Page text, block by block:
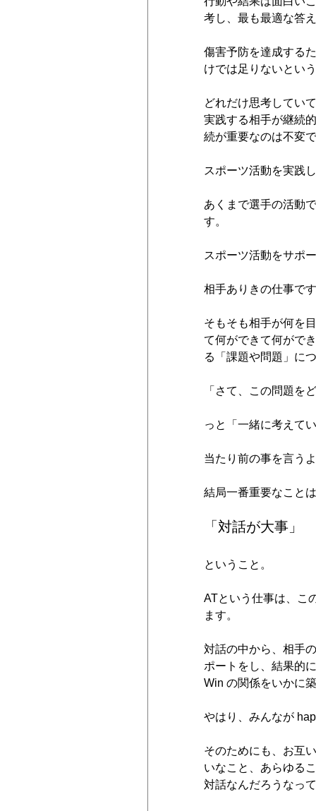
考し、最も最適な答
傷害予防を達成する
けでは足りないとい
どれだけ思考してい
実践する相手が継続
続が重要なのは不変
スポーツ活動を実践
あくまで選手の活動
す。
スポーツ活動をサポ
相手ありきの仕事で
そもそも相手が何を
て何ができて何がで
る「課題や問題」に
「さて、この問題を
っと「一緒に考えて
当たり前の事を言う
結局一番重要なことは
「対話が大事」
ということ。
ATという仕事は、こ
ます。
対話の中から、相手
ポートをし、結果的
Win の関係をいかに
やはり、みんなが
そのためにも、お互
いなこと、あらゆる
対話なんだろうなっ